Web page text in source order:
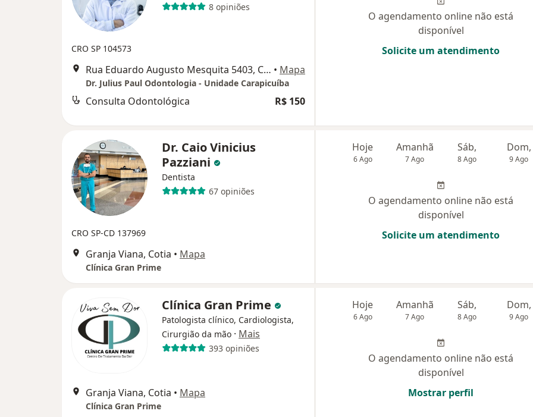
8 opiniões
CRO SP 104573
Rua Eduardo Augusto Mesquita 5403, Carapicuíba • Mapa
Dr. Julius Paul Odontologia - Unidade Carapicuíba
Consulta Odontológica R$ 150
O agendamento online não está
disponível
Solicite um atendimento
Dr. Caio Vinicius
Pazziani
Dentista
67 opiniões
CRO SP-CD 137969
Granja Viana, Cotia • Mapa
Clínica Gran Prime
Hoje
6 Ago
Amanhã
7 Ago
Sáb,
8 Ago
Dom,
9 Ago
O agendamento online não está
disponível
Solicite um atendimento
Clínica Gran Prime
Patologista clínico, Cardiologista,
Cirurgião da mão · Mais
393 opiniões
Granja Viana, Cotia • Mapa
Clínica Gran Prime
Hoje
6 Ago
Amanhã
7 Ago
Sáb,
8 Ago
Dom,
9 Ago
O agendamento online não está
disponível
Mostrar perfil